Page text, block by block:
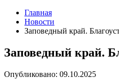
Главная
Новости
Заповедный край.
Заповедный край.
Опубликовано: 09.10.2025